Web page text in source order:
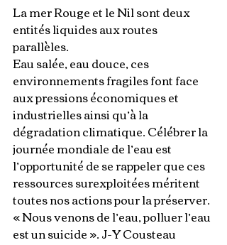
La mer Rouge et le Nil sont deux
entités liquides aux routes
parallèles.
Eau salée, eau douce, ces
environnements fragiles font face
aux pressions économiques et
industrielles ainsi qu’à la
dégradation climatique. Célébrer la
journée mondiale de l’eau est
l’opportunité de se rappeler que ces
ressources surexploitées méritent
toutes nos actions pour la préserver.
« Nous venons de l’eau, polluer l’eau
est un suicide ». J-Y Cousteau